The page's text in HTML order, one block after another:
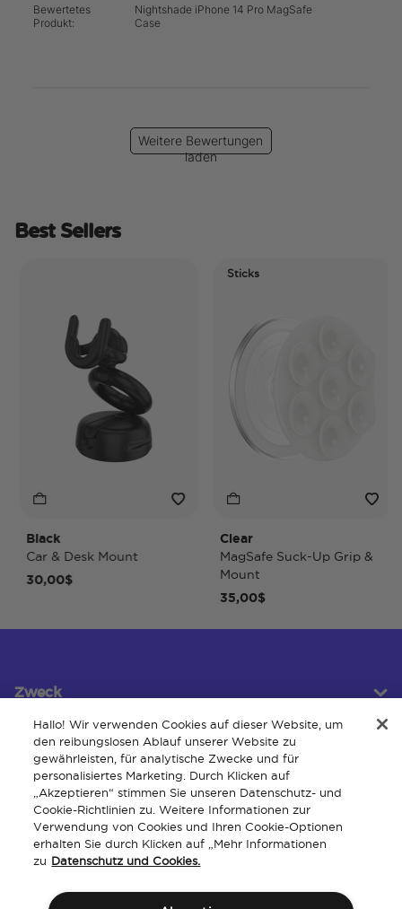
Bewertetes
Produkt:
Nightshade iPhone 14 Pro MagSafe
Case
Weitere Bewertungen
laden
Best Sellers
Black
Car & Desk Mount
30,00$
Sticks
Clear
MagSafe Suck-Up Grip &
Mount
35,00$
Zweck
Kundendienst
Um
Hallo! Wir verwenden Cookies auf dieser Website, um
den reibungslosen Ablauf unserer Website zu
gewährleisten, für analytische Zwecke und für
personalisiertes Marketing. Durch Klicken auf
„Akzeptieren“ stimmen Sie unseren Datenschutz- und
Cookie-Richtlinien zu. Weitere Informationen zur
Verwendung von Cookies und Ihren Cookie-Optionen
erhalten Sie durch Klicken auf „Mehr Informationen
zu Datenschutz und Cookies.